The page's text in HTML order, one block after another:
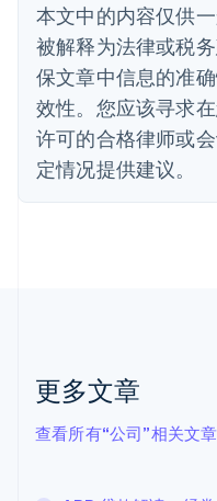
本文中的内容仅供
被解释为法律或税
保文章中信息的准
效性。您应该寻求
许可的合格律师或
定情况提供建议。
更多文章
查看所有“公司”相关文章
丹麦
德国
DeutschEnglish
法国
FrançaisEnglish
芬兰
EnglishSvenska
English
English